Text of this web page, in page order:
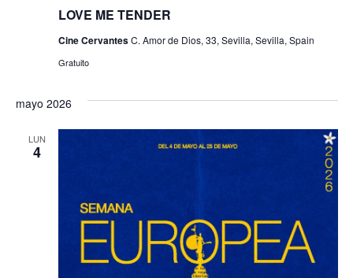
LOVE ME TENDER
Cine CervantesC. Amor de Dios, 33, Sevilla, Sevilla, Spain
Gratuito
mayo 2026
LUN
4